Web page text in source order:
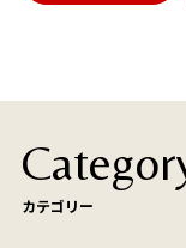
カテゴリー